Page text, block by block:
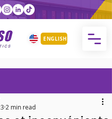
ENGLISH
2 min read